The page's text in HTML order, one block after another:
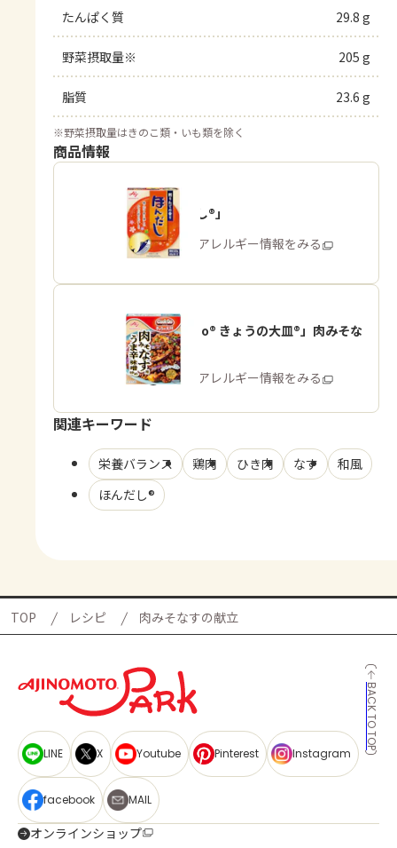
たんぱく質 29.8 g
野菜摂取量※ 205 g
脂質 23.6 g
※野菜摂取量はきのこ類・いも類を除く
商品情報
「ほんだし®」
商品・アレルギー情報をみる
「Cook Do® きょうの大皿®」肉みそな
す用
商品・アレルギー情報をみる
関連キーワード
栄養バランス 鶏肉 ひき肉 なす
和風
ほんだし®
TOP レシピ 肉みそなすの献立
BACK TO TOP
LINE X Youtube Pinterest Instagram
facebook MAIL
オンラインショップ